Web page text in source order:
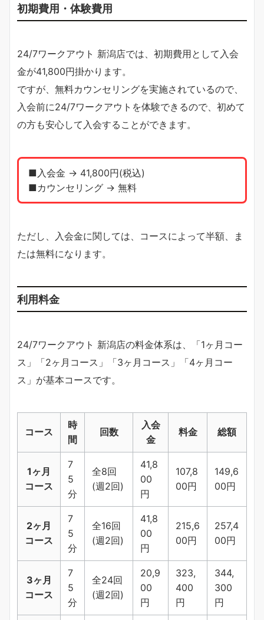
初期費用・体験費用
24/7ワークアウト 新潟店では、初期費用として入会
金が41,800円掛かります。
ですが、無料カウンセリングを実施されているので、
入会前に24/7ワークアウトを体験できるので、初めて
の方も安心して入会することができます。
■入会金 → 41,800円(税込)
■カウンセリング → 無料
ただし、入会金に関しては、コースによって半額、ま
たは無料になります。
利用料金
24/7ワークアウト 新潟店の料金体系は、「1ヶ月コー
ス」「2ヶ月コース」「3ヶ月コース」「4ヶ月コー
ス」が基本コースです。
コース
時
間
回数
入会
金
料金 総額
1ヶ月
コース
7
5
分
全8回
(週2回)
41,8
00
円
107,8
00円
149,6
00円
2ヶ月
コース
7
5
分
全16回
(週2回)
41,8
00
円
215,6
00円
257,4
00円
3ヶ月
コース
7
5
分
全24回
(週2回)
20,9
00
円
323,
400
円
344,
300
円